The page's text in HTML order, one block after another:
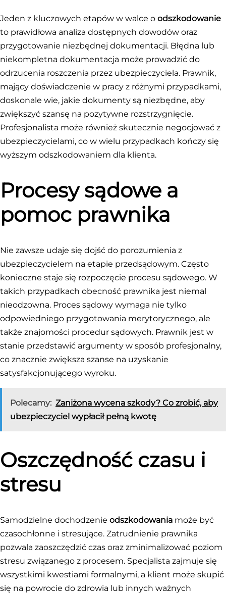
Jeden z kluczowych etapów w walce o odszkodowanie
to prawidłowa analiza dostępnych dowodów oraz
przygotowanie niezbędnej dokumentacji. Błędna lub
niekompletna dokumentacja może prowadzić do
odrzucenia roszczenia przez ubezpieczyciela. Prawnik,
mający doświadczenie w pracy z różnymi przypadkami,
doskonale wie, jakie dokumenty są niezbędne, aby
zwiększyć szansę na pozytywne rozstrzygnięcie.
Profesjonalista może również skutecznie negocjować z
ubezpieczycielami, co w wielu przypadkach kończy się
wyższym odszkodowaniem dla klienta.
Procesy sądowe a
pomoc prawnika
Nie zawsze udaje się dojść do porozumienia z
ubezpieczycielem na etapie przedsądowym. Często
konieczne staje się rozpoczęcie procesu sądowego. W
takich przypadkach obecność prawnika jest niemal
nieodzowna. Proces sądowy wymaga nie tylko
odpowiedniego przygotowania merytorycznego, ale
także znajomości procedur sądowych. Prawnik jest w
stanie przedstawić argumenty w sposób profesjonalny,
co znacznie zwiększa szanse na uzyskanie
satysfakcjonującego wyroku.
Polecamy: Zaniżona wycena szkody? Co zrobić, aby
ubezpieczyciel wypłacił pełną kwotę
Oszczędność czasu i
stresu
Samodzielne dochodzenie odszkodowania może być
czasochłonne i stresujące. Zatrudnienie prawnika
pozwala zaoszczędzić czas oraz zminimalizować poziom
stresu związanego z procesem. Specjalista zajmuje się
wszystkimi kwestiami formalnymi, a klient może skupić
się na powrocie do zdrowia lub innych ważnych